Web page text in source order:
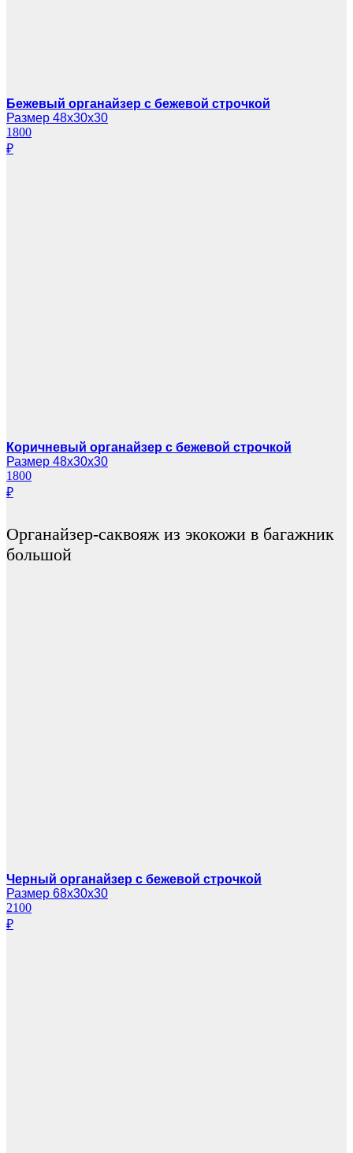
Бежевый органайзер с бежевой строчкой
Размер 48х30х30
1800
₽
Коричневый органайзер с бежевой строчкой
Размер 48х30х30
1800
₽
Органайзер-саквояж из экокожи в багажник
большой
Черный органайзер с бежевой строчкой
Размер 68х30х30
2100
₽